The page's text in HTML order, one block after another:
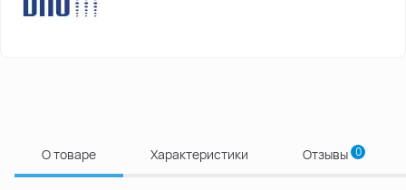
О товаре Характеристики Отзывы 0